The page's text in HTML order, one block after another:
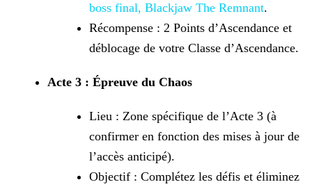
boss final, Blackjaw The Remnant.
Récompense : 2 Points d’Ascendance et
déblocage de votre Classe d’Ascendance.
Acte 3 : Épreuve du Chaos
Lieu : Zone spécifique de l’Acte 3 (à
confirmer en fonction des mises à jour de
l’accès anticipé).
Objectif : Complétez les défis et éliminez